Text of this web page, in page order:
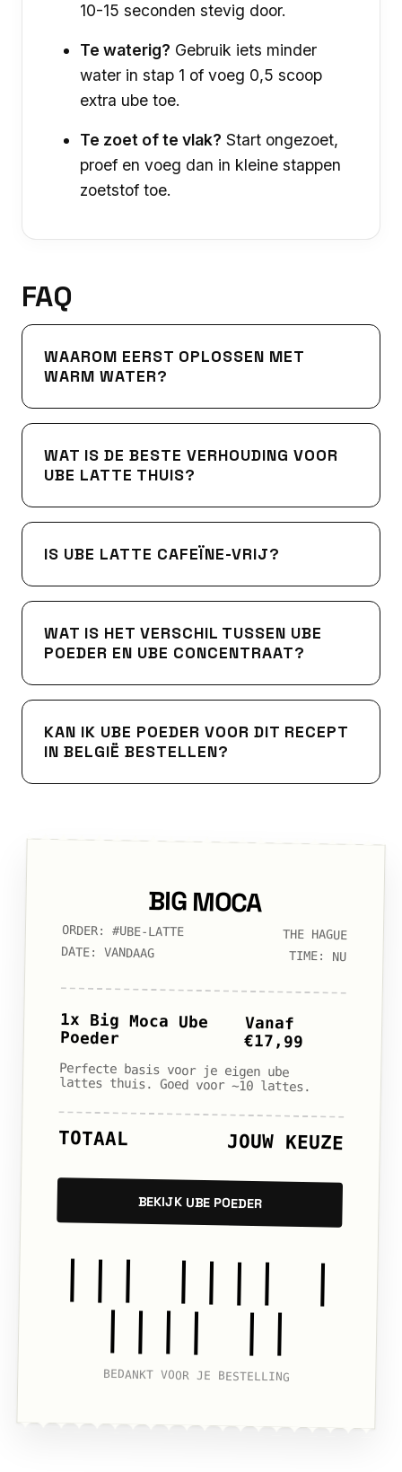
10-15 seconden stevig door.
Te waterig? Gebruik iets minder
water in stap 1 of voeg 0,5 scoop
extra ube toe.
Te zoet of te vlak? Start ongezoet,
proef en voeg dan in kleine stappen
zoetstof toe.
FAQ
WAAROM EERST OPLOSSEN MET
WARM WATER?
WAT IS DE BESTE VERHOUDING VOOR
UBE LATTE THUIS?
IS UBE LATTE CAFEÏNE-VRIJ?
WAT IS HET VERSCHIL TUSSEN UBE
POEDER EN UBE CONCENTRAAT?
KAN IK UBE POEDER VOOR DIT RECEPT
IN BELGIË BESTELLEN?
BIG MOCA
ORDER: #UBE-LATTE THE HAGUE
DATE: VANDAAG TIME: NU
1x Big Moca Ube
Poeder
Vanaf
€17,99
Perfecte basis voor je eigen ube
lattes thuis. Goed voor ~10 lattes.
TOTAAL JOUW KEUZE
BEKIJK UBE POEDER
||| |||| |
|||| ||
BEDANKT VOOR JE BESTELLING